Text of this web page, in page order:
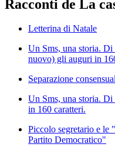
Racconti de La
Letterina di Natale
Un Sms, una storia.
nuovo) gli auguri in
Separazione
Un Sms, una storia.
in 160 caratteri.
Piccolo segretario e le
Partito Democratico"